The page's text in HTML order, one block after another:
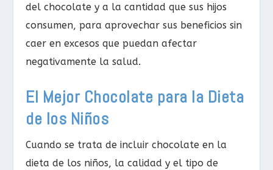
del chocolate y a la cantidad que sus hijos
consumen, para aprovechar sus beneficios sin
caer en excesos que puedan afectar
negativamente la salud.
El Mejor Chocolate para la Dieta
de los Niños
Cuando se trata de incluir chocolate en la
dieta de los niños, la calidad y el tipo de